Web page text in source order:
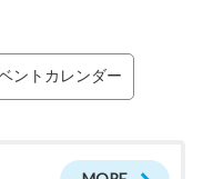
ントカレンダー